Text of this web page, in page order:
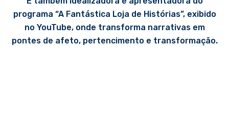
programa “A Fantástica Loja de Histórias”, exibido
no YouTube, onde transforma narrativas em
pontes de afeto, pertencimento e transformação.